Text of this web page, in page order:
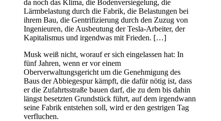
da noch das Klima, die Bodenversiegelung, die
Lärmbelastung durch die Fabrik, die Belastungen bei
ihrem Bau, die Gentrifizierung durch den Zuzug von
Ingenieuren, die Ausbeutung der Tesla-Arbeiter, der
Kapitalismus und irgendwas mit Frieden. […]
Musk weiß nicht, worauf er sich eingelassen hat: In
fünf Jahren, wenn er vor einem
Oberverwaltungsgericht um die Genehmigung des
Baus der Abbiegespur kämpft, die dafür nötig ist, dass
er die Zufahrtsstraße bauen darf, die zu dem bis dahin
längst besetzten Grundstück führt, auf dem irgendwann
seine Fabrik entstehen soll, wird er den gestrigen Tag
verfluchen.